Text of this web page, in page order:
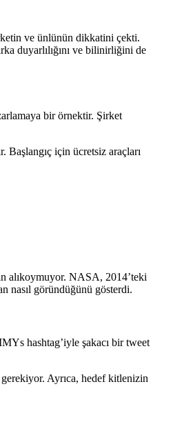
ve ünlünün dikkatini çekti.
duyarlılığını ve bilinirliğini de
bir örnektir. Şirket
için ücretsiz araçları
alıkoymuyor. NASA, 2014’teki
nasıl göründüğünü gösterdi.
hashtag’iyle şakacı bir tweet
Ayrıca, hedef kitlenizin